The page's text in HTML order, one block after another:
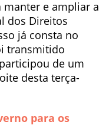
manter e ampliar a
dos Direitos
já consta no
transmitido
de um
desta terça-
para os